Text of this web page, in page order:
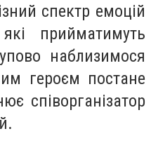
спектр емоцій
прийматимуть
наблизимося
героєм постане
співорганізатор